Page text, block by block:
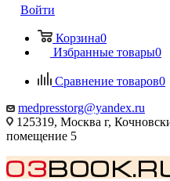
Войти
Корзина0
Избранные товары0
Сравнение товаров0
medpresstorg@yandex.ru
125319, Москва г,
помещение 5